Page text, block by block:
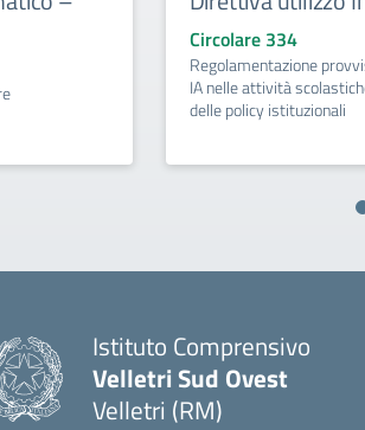
Circolare 334
Regolamentazione
IA nelle attività
delle policy istituzionali
Istituto Comprensivo
Velletri Sud Ovest
Velletri (RM)